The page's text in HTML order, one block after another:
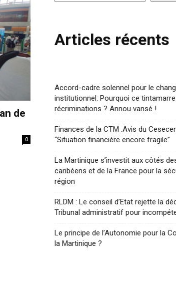
de
0
Articles récents
Accord-cadre solennel pour le
institutionnel: Pourquoi ce
récriminations ? Annou vansé !
Finances de la CTM .Avis du
“Situation financière encore fragile”
La Martinique s’investit aux côtés
caribéens et de la France pour la
région
RLDM : Le conseil d’Etat rejette la
Tribunal administratif pour
Le principe de l’Autonomie pour la
la Martinique ?